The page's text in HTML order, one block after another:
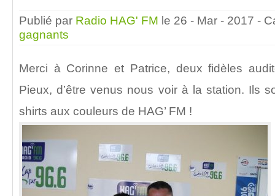
Publié par Radio HAG' FM le 26 - Mar - 2017 -
gagnants
Merci à Corinne et Patrice, deux fidèles
Pieux, d’être venus nous voir à la station. Ils
shirts aux couleurs de HAG’ FM !